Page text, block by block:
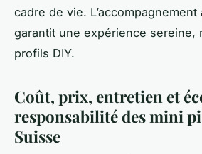
cadre de vie.
garantit une expérience sereine,
profils DIY.
Coût, prix, entretien et
responsabilité des mini
Suisse